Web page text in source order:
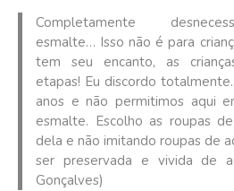
Completamente
esmalte… Isso não é para
tem seu encanto, as
etapas! Eu discordo
anos e não permitimos aqui
esmalte. Escolho as roupas
dela e não imitando roupas de
ser preservada e vivida de
Gonçalves)